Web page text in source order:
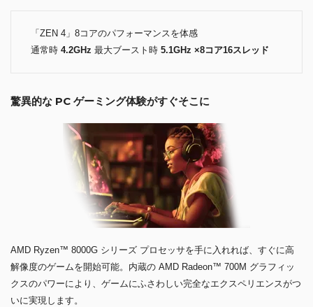
「ZEN 4」8コアのパフォーマンスを体感
通常時 4.2GHz 最大ブースト時 5.1GHz ×8コア16スレッド
驚異的な PC ゲーミング体験がすぐそこに
AMD Ryzen™ 8000G シリーズ プロセッサを手に入れれば、すぐに高
解像度のゲームを開始可能。内蔵の AMD Radeon™ 700M グラフィッ
クスのパワーにより、ゲームにふさわしい完全なエクスペリエンスがつ
いに実現します。